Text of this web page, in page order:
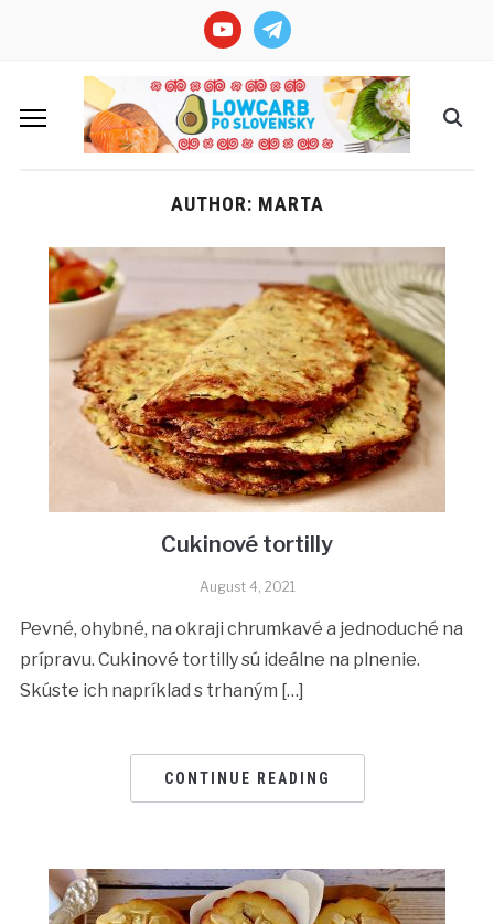
youtubetelegram
AUTHOR: MARTA
Cukinové tortilly
August 4, 2021
Pevné, ohybné, na okraji chrumkavé a jednoduché na
prípravu. Cukinové tortilly sú ideálne na plnenie.
Skúste ich napríklad s trhaným […]
CONTINUE READING